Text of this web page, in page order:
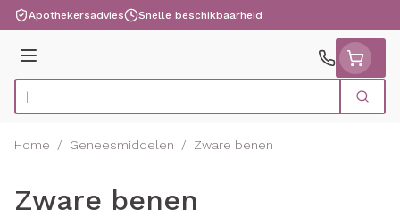
Ga naar de inhoud
Apothekersadvies Snelle beschikbaarheid
Menu
Product, merk, categorie... Zoek
Home / Geneesmiddelen / Zware benen
Zware benen